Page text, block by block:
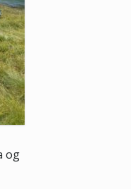
og